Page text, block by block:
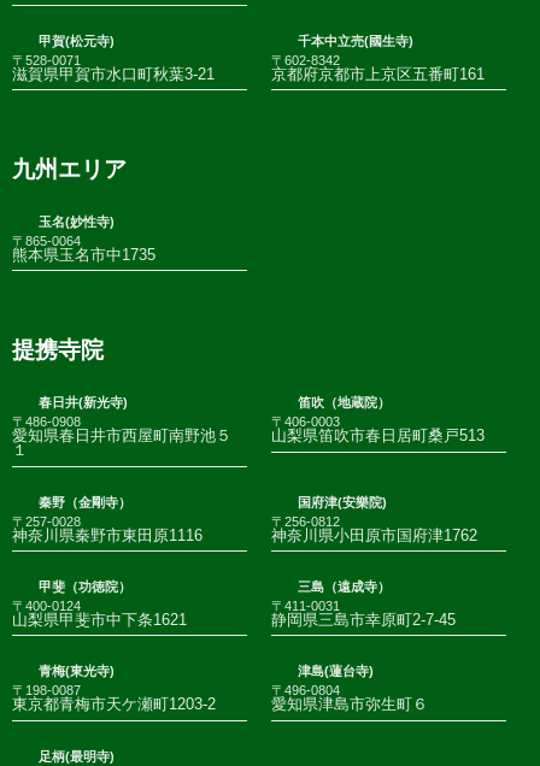
甲賀(松元寺)
〒528-0071
滋賀県甲賀市水口町秋葉3-21
千本中立売(國生寺)
〒602-8342
京都府京都市上京区五番町161
九州エリア
玉名(妙性寺)
〒865-0064
熊本県玉名市中1735
提携寺院
春日井(新光寺)
〒486-0908
愛知県春日井市西屋町南野池５
１
笛吹（地蔵院）
〒406-0003
山梨県笛吹市春日居町桑戸513
秦野（金剛寺）
〒257-0028
神奈川県秦野市東田原1116
国府津(安樂院)
〒256-0812
神奈川県小田原市国府津1762
甲斐（功徳院）
〒400-0124
山梨県甲斐市中下条1621
三島（遠成寺）
〒411-0031
静岡県三島市幸原町2-7-45
青梅(東光寺)
〒198-0087
東京都青梅市天ケ瀬町1203-2
津島(蓮台寺)
〒496-0804
愛知県津島市弥生町６
足柄(最明寺)